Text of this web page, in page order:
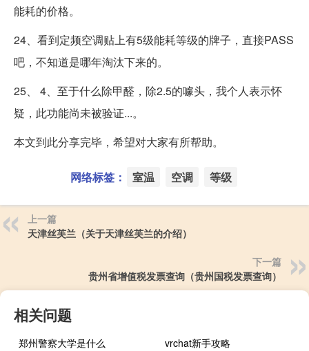
能耗的价格。
24、看到定频空调贴上有5级能耗等级的牌子，直接PASS
吧，不知道是哪年淘汰下来的。
25、 4、至于什么除甲醛，除2.5的噱头，我个人表示怀
疑，此功能尚未被验证...。
本文到此分享完毕，希望对大家有所帮助。
网络标签： 室温 空调 等级
上一篇
天津丝芙兰（关于天津丝芙兰的介绍）
下一篇
贵州省增值税发票查询（贵州国税发票查询）
相关问题
郑州警察大学是什么
vrchat新手攻略